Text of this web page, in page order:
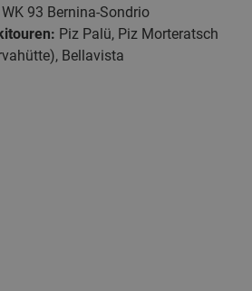
93 Bernina-Sondrio
Piz Palü, Piz Morteratsch
Bellavista